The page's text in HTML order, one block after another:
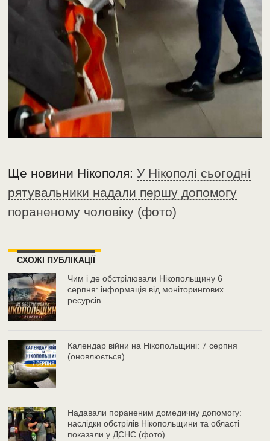
Ще новини Нікополя:У Нікополі сьогодні
рятувальники надали першу допомогу
пораненому чоловіку (фото)
СХОЖІ ПУБЛІКАЦІЇ
Чим і де обстрілювали Нікопольщину 6
серпня: інформація від моніторингових
ресурсів
Календар війни на Нікопольщині: 7 серпня
(оновлюється)
Надавали пораненим домедичну допомогу:
наслідки обстрілів Нікопольщини та області
показали у ДСНС (фото)